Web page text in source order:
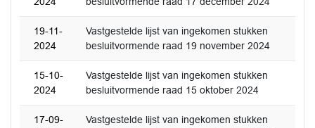
19-11-
2024
Vastgestelde lijst van ingekomen stukken
besluitvormende raad 19 november 2024
15-10-
2024
Vastgestelde lijst van ingekomen stukken
besluitvormende raad 15 oktober 2024
17-09-
Vastgestelde lijst van ingekomen stukken